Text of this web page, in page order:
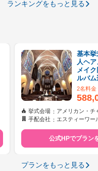
ランキングをもっと見る
基本
人ヘ
メイ
ルバム
2名料金
挙式会場
アメリカン・チ
手配会社
エスティーワー
公式HPでプラン
プランをもっと見る